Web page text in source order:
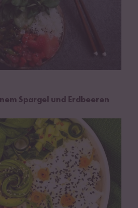
Spargel und Erdbeeren